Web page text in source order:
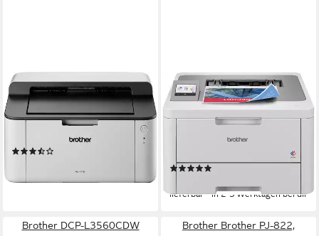
BROTHER
HL-1110G1 Laserdrucker
2400 x 600 dpi Auflösung s/w Druck
BROTHER
HL-L8230CDW
Farblaserdrucker
Auflösung Farb Druck
lieferbar - in 2-3 Werktagen bei dir
Brother DCP-L3560CDW
Brother Brother PJ-822,